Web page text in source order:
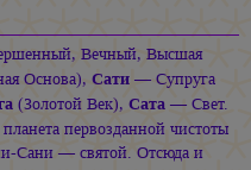
Вечный, Высшая
Основа), Сати — Супруга
(Золотой Век), Сата — Свет.
первозданной чистоты
Сани — святой. Отсюда и